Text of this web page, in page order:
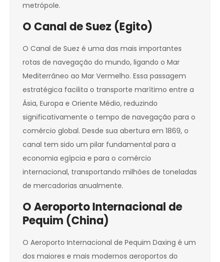
metrópole.
O Canal de Suez (Egito)
O Canal de Suez é uma das mais importantes
rotas de navegação do mundo, ligando o Mar
Mediterrâneo ao Mar Vermelho. Essa passagem
estratégica facilita o transporte marítimo entre a
Ásia, Europa e Oriente Médio, reduzindo
significativamente o tempo de navegação para o
comércio global. Desde sua abertura em 1869, o
canal tem sido um pilar fundamental para a
economia egípcia e para o comércio
internacional, transportando milhões de toneladas
de mercadorias anualmente.
O Aeroporto Internacional de
Pequim (China)
O Aeroporto Internacional de Pequim Daxing é um
dos maiores e mais modernos aeroportos do